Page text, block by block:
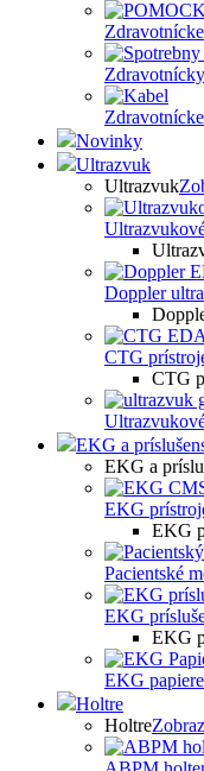
Novinky
Ultrazvuk
Ultrazvuk
Doppler
CTG
CTG
EKG a
EKG a
EKG
EKG
Pacientské
EKG
EKG
EKG papiere
Holtre
Holtre